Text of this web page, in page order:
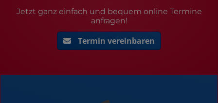
Jetzt ganz einfach und bequem online Termine
anfragen!
Termin vereinbaren